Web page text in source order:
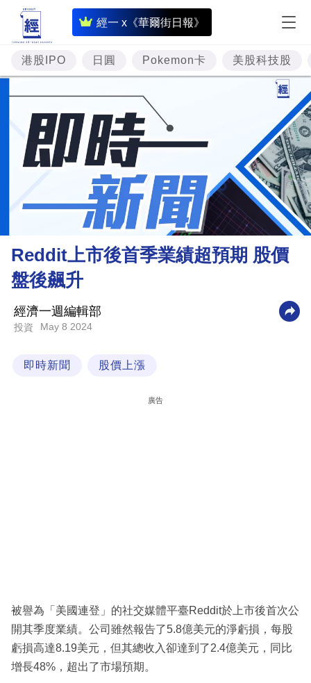
經一 x《華爾街日報》
即
時
財
經
專
題
投
資
樓
市
財
業
科
區
港股IPO 日圓 Pokemon卡 美股科技股
Reddit上市後首季業績超預期 股價
盤後飆升
經濟一週編輯部
投資 May 8 2024
即時新聞 股價上漲
廣告
被譽為「美國連登」的社交媒體平臺Reddit於上市後首次公
開其季度業績。公司雖然報告了5.8億美元的淨虧損，每股
虧損高達8.19美元，但其總收入卻達到了2.4億美元，同比
增長48%，超出了市場預期。